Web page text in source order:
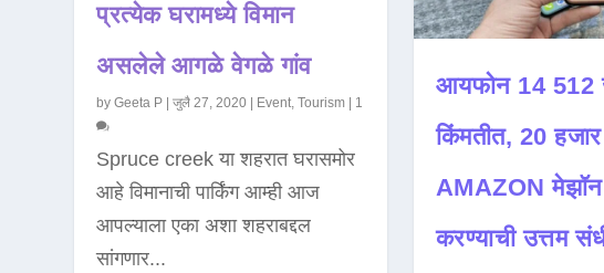
प्रत्येक घरामध्ये विमान
असलेले आगळे वेगळे गांव
byGeeta P |जुलै 27, 2020 Event,Tourism 1
Spruce creek या शहरात घरासमोर
आहे विमानाची पार्किंग आम्ही आज
आपल्याला एका अशा शहराबद्दल
सांगणार...
आयफोन 14 512
किंमतीत, 20 हजार
AMAZON
करण्याची उत्तम